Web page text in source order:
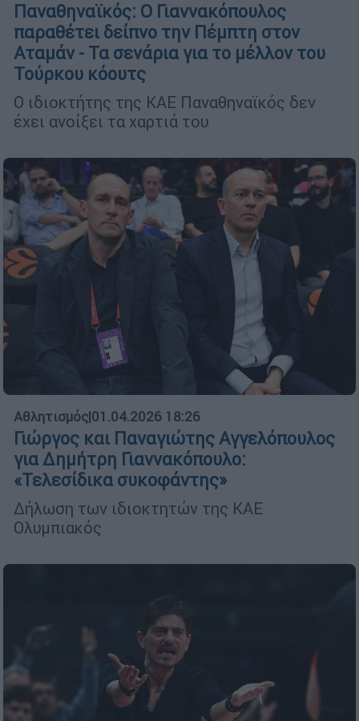
Παναθηναϊκός: Ο Γιαννακόπουλος
παραθέτει δείπνο την Πέμπτη στον
Αταμάν - Τα σενάρια για το μέλλον του
Τούρκου κόουτς
Ο ιδιοκτήτης της ΚΑΕ Παναθηναϊκός δεν
έχει ανοίξει τα χαρτιά του
Αθλητισμός|01.04.2026 18:26
Γιώργος και Παναγιώτης Αγγελόπουλος
για Δημήτρη Γιαννακόπουλο:
«Τελεσίδικα συκοφάντης»
Δήλωση των ιδιοκτητών της ΚΑΕ
Ολυμπιακός